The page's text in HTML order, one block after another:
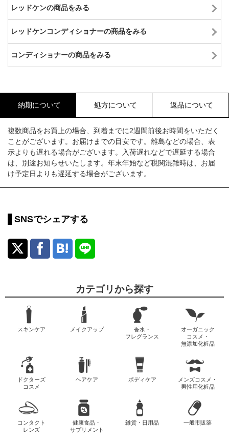
レッドケンの商品をみる
レッドケンコンディショナーの商品をみる
コンディショナーの商品をみる
納期について 処方について 返品について
複数商品をお買上の場合、到着までに2週間前後お時間をいただく
ことがございます。お届けまでの目安です。離島などの場合、表
示よりも遅れる場合がございます。入荷遅れなどで遅延する場合
は、別途お知らせいたします。年末年始など税関混雑時は、お届
け予定日よりも遅延する場合がございます。
SNSでシェアする
カテゴリから探す
スキンケア メイクアップ
香水・
フレグランス
オーガニック
コスメ・
無添加化粧品
ドクターズ
コスメ
ヘアケア ボディケア
メンズコスメ・
男性用化粧品
コンタクト
レンズ
健康食品・
サプリメント
雑貨・日用品 一般市販薬